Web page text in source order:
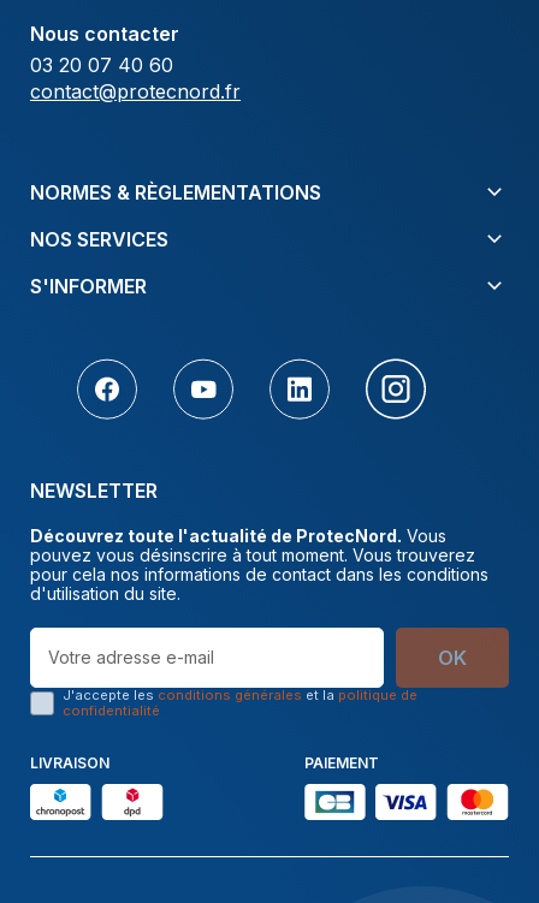
Nous contacter
03 20 07 40 60
contact@protecnord.fr
NORMES & RÈGLEMENTATIONS
NOS SERVICES
S'INFORMER
NEWSLETTER
Découvrez toute l'actualité de ProtecNord. Vous
pouvez vous désinscrire à tout moment. Vous trouverez
pour cela nos informations de contact dans les conditions
d'utilisation du site.
OK
J'accepte les conditions générales et la politique de
confidentialité
LIVRAISON PAIEMENT